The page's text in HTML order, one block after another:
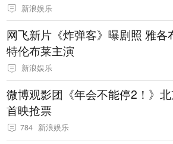
新浪娱乐
网飞新片《炸弹客》曝剧照 雅各
特伦布莱主演
新浪娱乐
微博观影团《年会不能停2！》
首映抢票
784 新浪娱乐